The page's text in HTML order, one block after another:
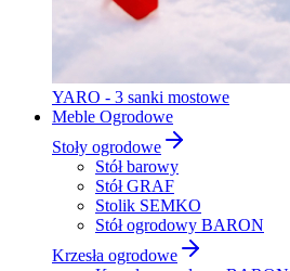
YARO - 3 sanki mostowe
Meble Ogrodowe
Stoły ogrodowe
Stół barowy
Stół GRAF
Stolik SEMKO
Stół ogrodowy BARON
Krzesła ogrodowe